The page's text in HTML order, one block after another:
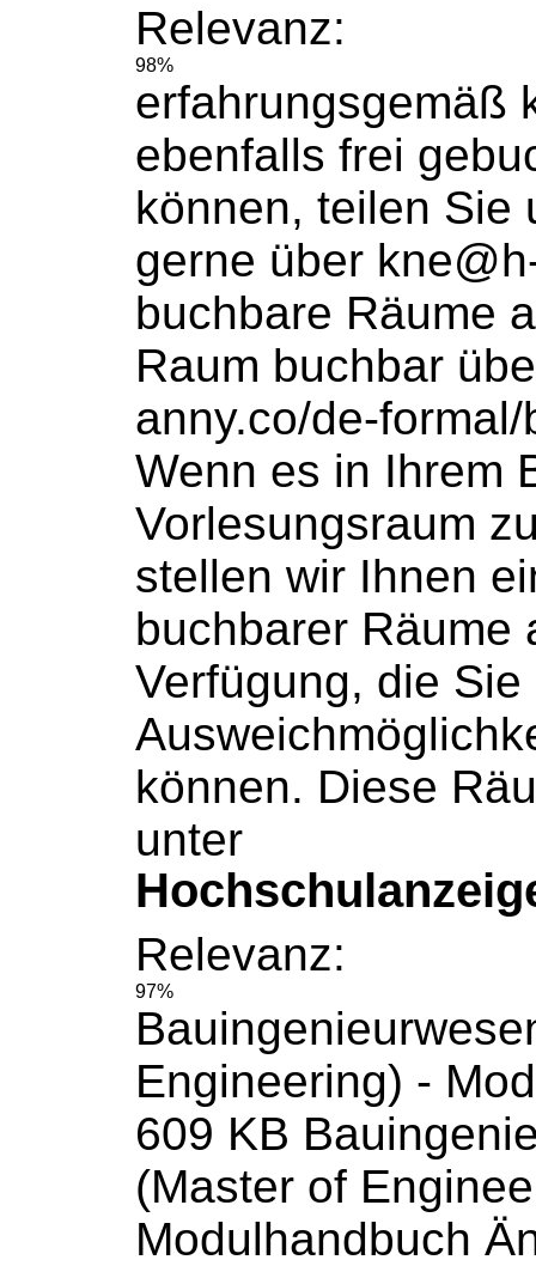
Relevanz:
98%
erfahrungsgemäß
ebenfalls frei
können, teilen Sie
gerne über
buchbare Räume
Raum buchbar
anny.co/de-
Wenn es in Ihrem
Vorlesungsraum
stellen wir Ihnen
buchbarer Räume
Verfügung, die Sie
können. Diese
unter
Relevanz:
97%
Engineering) -
609 KB
(Master of
Modulhandbuch